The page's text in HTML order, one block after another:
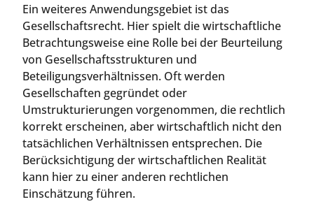
Ein weiteres Anwendungsgebiet ist das
Gesellschaftsrecht. Hier spielt die wirtschaftliche
Betrachtungsweise eine Rolle bei der Beurteilung
von Gesellschaftsstrukturen und
Beteiligungsverhältnissen. Oft werden
Gesellschaften gegründet oder
Umstrukturierungen vorgenommen, die rechtlich
korrekt erscheinen, aber wirtschaftlich nicht den
tatsächlichen Verhältnissen entsprechen. Die
Berücksichtigung der wirtschaftlichen Realität
kann hier zu einer anderen rechtlichen
Einschätzung führen.